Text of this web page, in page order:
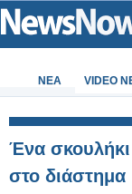
ΝΕΑ VIDEO
Ένα σκουλήκι
στο διάστημα